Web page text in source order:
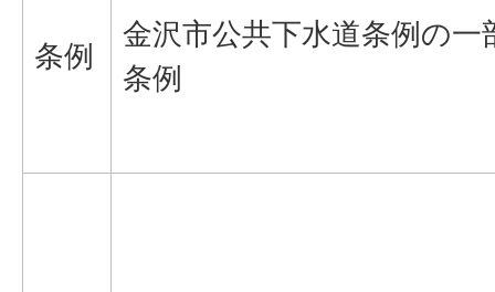
条例
金沢市公共下水道条例の一
条例